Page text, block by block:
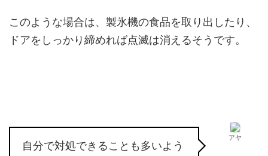
このような場合は、製氷機の食品を取り出したり、
ドアをしっかり締めれば点滅は消えるそうです。
自分で対処できることも多いよう
アヤ